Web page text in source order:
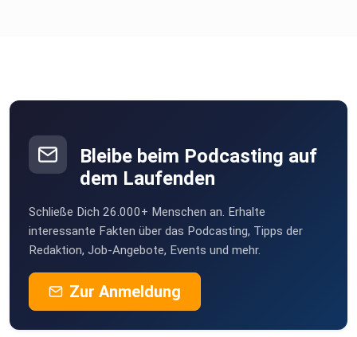
Bleibe beim Podcasting auf
dem Laufenden
Schließe Dich 26.000+ Menschen an. Erhalte
interessante Fakten über das Podcasting, Tipps der
Redaktion, Job-Angebote, Events und mehr.
Zur Anmeldung